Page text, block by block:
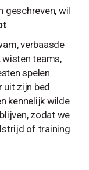
geschreven, wil
.
verbaasde
wisten teams,
spelen.
uit zijn bed
kennelijk wilde
zodat we
of training